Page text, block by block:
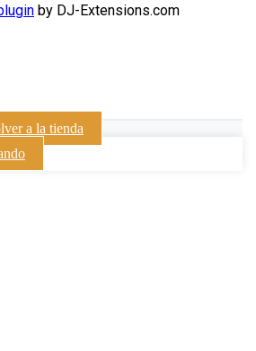
by DJ-Extensions.com
a la tienda